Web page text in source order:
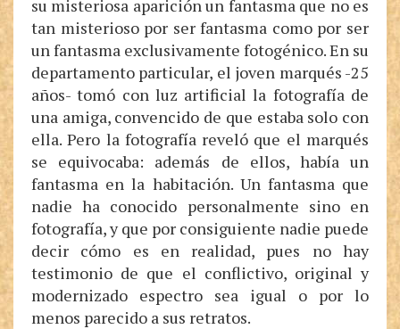
su misteriosa aparición un fantasma que no es
tan misterioso por ser fantasma como por ser
un fantasma exclusivamente fotogénico. En su
departamento particular, el joven marqués -25
años- tomó con luz artificial la fotografía de
una amiga, convencido de que estaba solo con
ella. Pero la fotografía reveló que el marqués
se equivocaba: además de ellos, había un
fantasma en la habitación. Un fantasma que
nadie ha conocido personalmente sino en
fotografía, y que por consiguiente nadie puede
decir cómo es en realidad, pues no hay
testimonio de que el conflictivo, original y
modernizado espectro sea igual o por lo
menos parecido a sus retratos.